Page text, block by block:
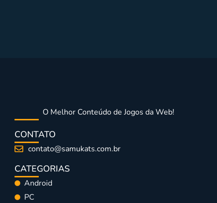
O Melhor Conteúdo de Jogos da Web!
CONTATO
contato@samukats.com.br
CATEGORIAS
Android
PC